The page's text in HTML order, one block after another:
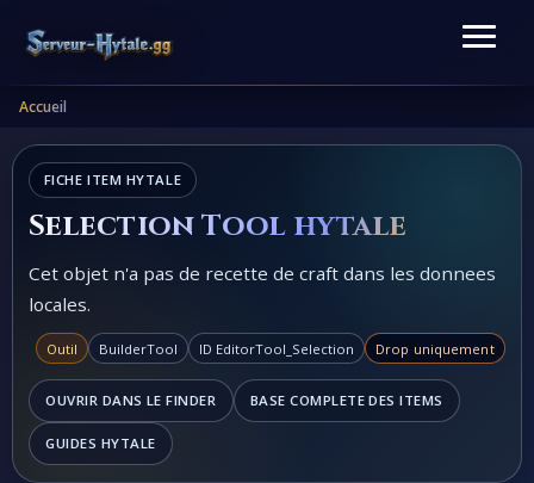
Accueil
FICHE ITEM HYTALE
Selection Tool hytale
Cet objet n'a pas de recette de craft dans les donnees
locales.
Outil BuilderTool ID EditorTool_Selection Drop uniquement
OUVRIR DANS LE FINDER BASE COMPLETE DES ITEMS
GUIDES HYTALE